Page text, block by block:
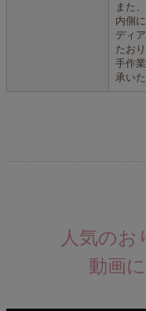
また
内側
ディ
たお
手作
承い
人気のお
動画